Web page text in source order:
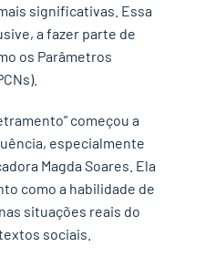
significativas. Essa
a fazer parte de
os Parâmetros
começou a
especialmente
Magda Soares. Ela
como a habilidade de
situações reais do
sociais.